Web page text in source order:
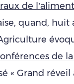
de
quand, huit
de
« Grand